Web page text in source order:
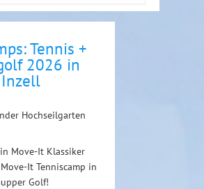
Tennis +
2026 in
Inzell
Move-It Klassiker
It Tenniscamp in
Golf!